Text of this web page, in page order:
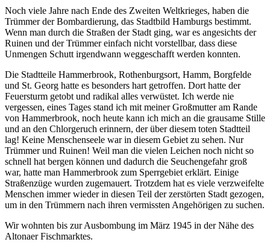
Noch viele Jahre nach Ende des Zweiten Weltkrieges, haben die
Trümmer der Bombardierung, das Stadtbild Hamburgs bestimmt.
Wenn man durch die Straßen der Stadt ging, war es angesichts der
Ruinen und der Trümmer einfach nicht vorstellbar, dass diese
Unmengen Schutt irgendwann weggeschafft werden konnten.
Die Stadtteile Hammerbrook, Rothenburgsort, Hamm, Borgfelde
und St. Georg hatte es besonders hart getroffen. Dort hatte der
Feuersturm getobt und radikal alles verwüstet. Ich werde nie
vergessen, eines Tages stand ich mit meiner Großmutter am Rande
von Hammerbrook, noch heute kann ich mich an die grausame Stille
und an den Chlorgeruch erinnern, der über diesem toten Stadtteil
lag! Keine Menschenseele war in diesem Gebiet zu sehen. Nur
Trümmer und Ruinen! Weil man die vielen Leichen noch nicht so
schnell hat bergen können und dadurch die Seuchengefahr groß
war, hatte man Hammerbrook zum Sperrgebiet erklärt. Einige
Straßenzüge wurden zugemauert. Trotzdem hat es viele verzweifelte
Menschen immer wieder in diesen Teil der zerstörten Stadt gezogen,
um in den Trümmern nach ihren vermissten Angehörigen zu suchen.
Wir wohnten bis zur Ausbombung im März 1945 in der Nähe des
Altonaer Fischmarktes.